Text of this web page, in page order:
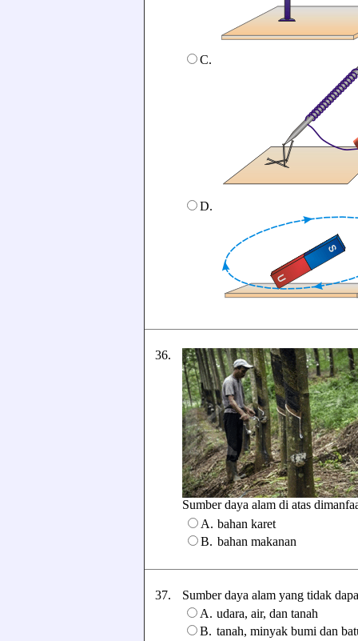
C.
D.
36.
Sumber daya alam di atas
A. bahan karet
B. bahan makanan
37.
Sumber daya alam yang tidak
A. udara, air, dan tanah
B. tanah, minyak bumi dan